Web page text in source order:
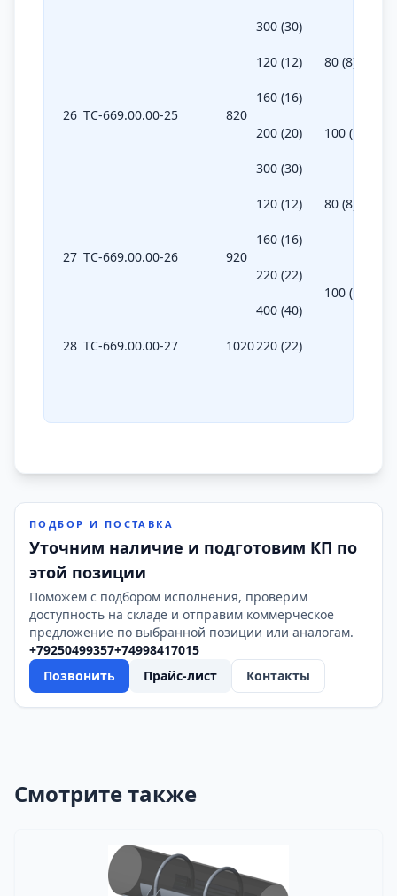
300 (30)
26 ТС-669.00.00-25 820
120 (12) 80 (8)
160 (16)
100 (10)
200 (20)
300 (30)
27 ТС-669.00.00-26 920
120 (12) 80 (8)
160 (16)
100 (10)
220 (22)
400 (40)
28 ТС-669.00.00-27 1020220 (22)
ПОДБОР И ПОСТАВКА
Уточним наличие и подготовим КП по
этой позиции
Поможем с подбором исполнения, проверим
доступность на складе и отправим коммерческое
предложение по выбранной позиции или аналогам.
+79250499357+74998417015
Позвонить
Прайс-лист Контакты
Смотрите также